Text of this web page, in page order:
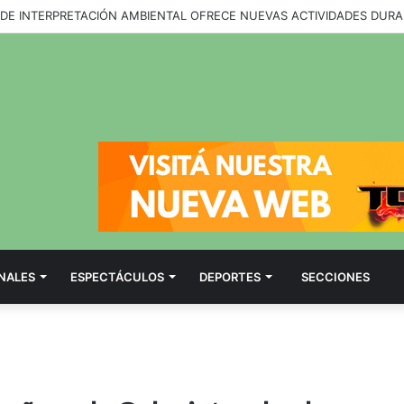
DE CINCO PROVINCIAS VISITARÁN TIERRA DEL FUEGO TRAS EL
ESPECTÁCULOS DEPORTES SECCIONES